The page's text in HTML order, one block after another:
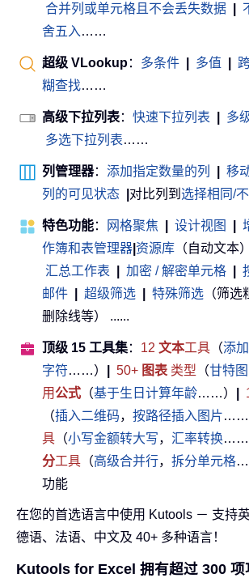
合并列或单元格且不会丢失数据
舍五入 ……
超级 VLookup： 多条件 多值
糊查找……
高级下拉列表： 快速下拉列表 多
多选下拉列表……
列管理器： 添加指定数量的列 移
列的可见状态
对比列到 选择相同/
特色功能： 网格聚焦 设计视图
作簿和表管理器 资源库 （自动文本）
汇总工作表
加密 / 解密单元格
邮件
超级筛选 特殊筛选 （筛
删除线等） ......
顶级 15 工具集： 12 文本工具 （添
字符……） 50+ 图表 类型 （甘特图
用公式 （基于生日计算年龄……）
（插入二维码， 按路径插入图片……
具 （小写金额转大写， 汇率转换……
分工具 （高级合并行， 拆分单元格
功能
在您的首选语言中使用 Kutools － 支持
德语、法语、中文及 40+ 多种语言！
Kutools for Excel 拥有超过 300 项